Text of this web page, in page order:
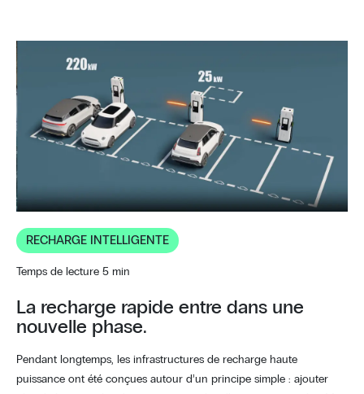
RECHARGE INTELLIGENTE
Temps de lecture 5 min
La recharge rapide entre dans une
nouvelle phase.
Pendant longtemps, les infrastructures de recharge haute
puissance ont été conçues autour d’un principe simple : ajouter